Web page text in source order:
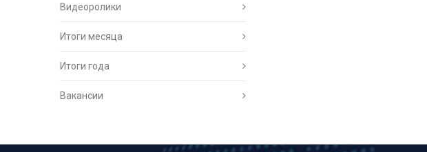
Видеоролики
Итоги месяца
Итоги года
Вакансии